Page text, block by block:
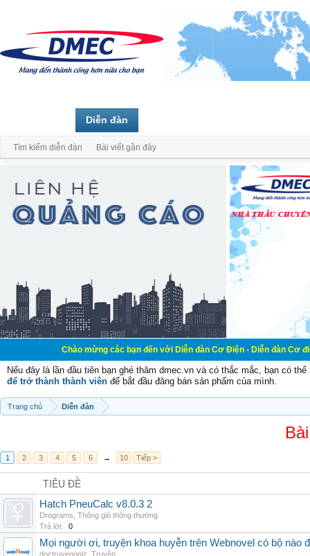
Chào mừng các bạn đến với Diễn đàn Cơ Điện - Diễn đàn Cơ điện là
Nếu đây là lần đầu tiên bạn ghé thăm dmec.vn và có thắc mắc, bạn có
để trở thành thành viên để bắt đầu đăng bán sản phẩm của mình.
Trang chủ Diễn đàn
1 2 3 4 5 6 → 10 Tiếp >
TIÊU ĐỀ
Hatch PneuCalc v8.0.3 2
Drograms Thông gió thông thường
Trả lời:
0
Mọi người ơi, truyện khoa huyễn trên Webnovel có bộ nào
doctruyenonlz Truyện
Diễn đàn
Tìm kiếm diễn đàn Bài viết gần đây